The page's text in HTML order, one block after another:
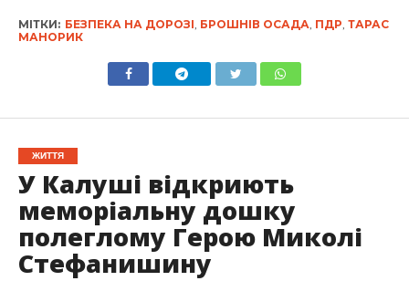
МІТКИ: БЕЗПЕКА НА ДОРОЗІ БРОШНІВ ОСАДА ПДР ТАРАС
МАНОРИК
ЖИТТЯ
У Калуші відкриють
меморіальну дошку
полеглому Герою Миколі
Стефанишину